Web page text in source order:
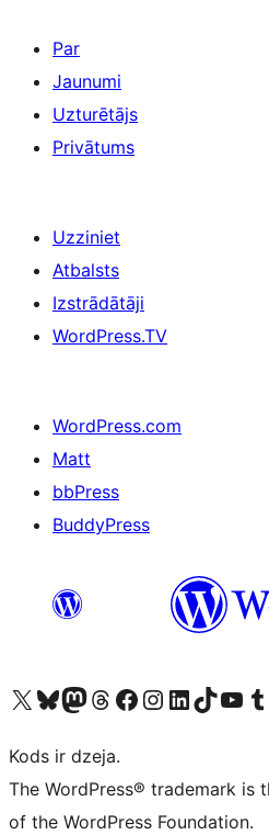
Par
Jaunumi
Uzturētājs
Privātums
Uzziniet
Atbalsts
Izstrādātāji
WordPress.TV
WordPress.com
Matt
bbPress
BuddyPress
Apmeklējiet mūsu X (agrāk Twitter) kontu
Apmeklējiet mūsu Bluesky kontu
Apmeklējiet mūsu Mastodon kontu
Apmeklējiet mūsu Threads kontu
Apmeklējiet mūsu Facebook lapuApmeklējiet mūsu Instagram kontu
Apmeklējiet mūsu LinkedIn kontu
Apmeklējiet mūsu TikTok kontu
Apmeklējiet mūsu
Kods ir dzeja.
The WordPress® trademark is
of the WordPress Foundation.